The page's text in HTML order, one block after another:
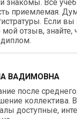
знакомы. Все
приемлемая.
Если вы
отзыв, знайте,
ВАДИМОВНА
после
коллектива.
доступные,